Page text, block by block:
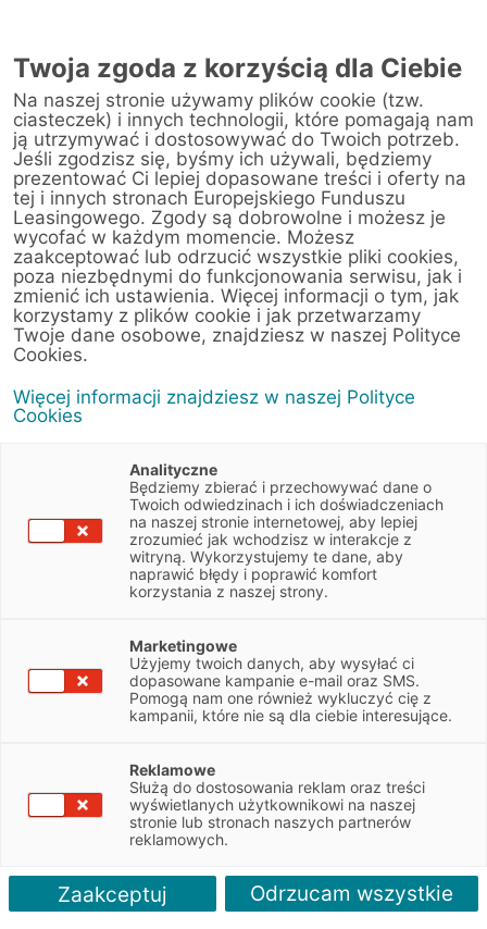
Warsztat
Strona główna/ Obsługa klienta/Centrum Likwidacji Szkód
Scania Polska S.A.(Grajewo)
< Powrót do listy placówek
Scania Polska S.A.
(Grajewo)
ul. Wiórowa 11
19-203 Grajewo
5211014579
Obsługiwane pojazdy:
Ciężarowe
Autoryzacja serwisu:
Wyznacz trasę
Twoja zgoda z korzyścią dla Ciebie
Na naszej stronie używamy plików cookie (tzw.
ciasteczek) i innych technologii, które pomagają nam
ją utrzymywać i dostosowywać do Twoich potrzeb.
Jeśli zgodzisz się, byśmy ich używali, będziemy
prezentować Ci lepiej dopasowane treści i oferty na
tej i innych stronach Europejskiego Funduszu
Leasingowego. Zgody są dobrowolne i możesz je
wycofać w każdym momencie. Możesz
zaakceptować lub odrzucić wszystkie pliki cookies,
poza niezbędnymi do funkcjonowania serwisu, jak i
zmienić ich ustawienia. Więcej informacji o tym, jak
korzystamy z plików cookie i jak przetwarzamy
Twoje dane osobowe, znajdziesz w naszej Polityce
Cookies.
Więcej informacji znajdziesz w naszej Polityce
Cookies
Analityczne
Będziemy zbierać i przechowywać dane o
Twoich odwiedzinach i ich doświadczeniach
na naszej stronie internetowej, aby lepiej
zrozumieć jak wchodzisz w interakcje z
witryną. Wykorzystujemy te dane, aby
naprawić błędy i poprawić komfort
korzystania z naszej strony.
Marketingowe
Użyjemy twoich danych, aby wysyłać ci
dopasowane kampanie e-mail oraz SMS.
Pomogą nam one również wykluczyć cię z
kampanii, które nie są dla ciebie interesujące.
Reklamowe
Służą do dostosowania reklam oraz treści
wyświetlanych użytkownikowi na naszej
stronie lub stronach naszych partnerów
reklamowych.
Zaakceptuj Odrzucam wszystkie